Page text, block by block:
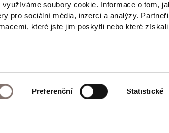
využíváme soubory cookie. Informace o tom,
pro sociální média, inzerci a analýzy.
které jste jim poskytli nebo které
Preferenční Statistické